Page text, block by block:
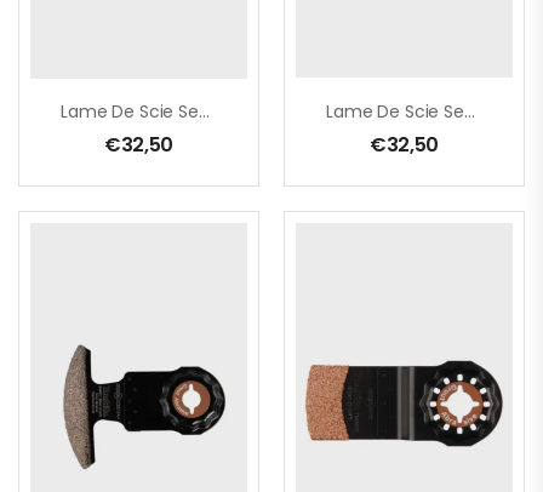
Lame De Scie Segmentée 68 Mm
€32,50
Lame De Scie Segmentée 68 Mm
€32,50